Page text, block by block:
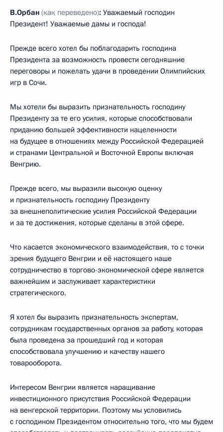
В.Орбан (как переведено): Уважаемый господин
Президент! Уважаемые дамы и господа!
Прежде всего хотел бы поблагодарить господина
Президента за возможность провести сегодняшние
переговоры и пожелать удачи в проведении Олимпийских
игр в Сочи.
Мы хотели бы выразить признательность господину
Президенту за те его усилия, которые способствовали
приданию большей эффективности нацеленности
на будущее в отношениях между Российской Федерацией
и странами Центральной и Восточной Европы включая
Венгрию.
Прежде всего, мы выразили высокую оценку
и признательность господину Президенту
за внешнеполитические усилия Российской Федерации
и за те достижения, которые сделаны в этой сфере.
Что касается экономического взаимодействия, то с точки
зрения будущего Венгрии и её настоящего наше
сотрудничество в торгово-экономической сфере является
важнейшим и заслуживает характеристики
стратегического.
Я хотел бы выразить признательность экспертам,
сотрудникам государственных органов за работу, которая
была проведена за прошедший год и которая
способствовала улучшению и качеству нашего
товарооборота.
Интересом Венгрии является наращивание
инвестиционного присутствия Российской Федерации
на венгерской территории. Поэтому мы условились
с господином Президентом относительно того, что мы будем